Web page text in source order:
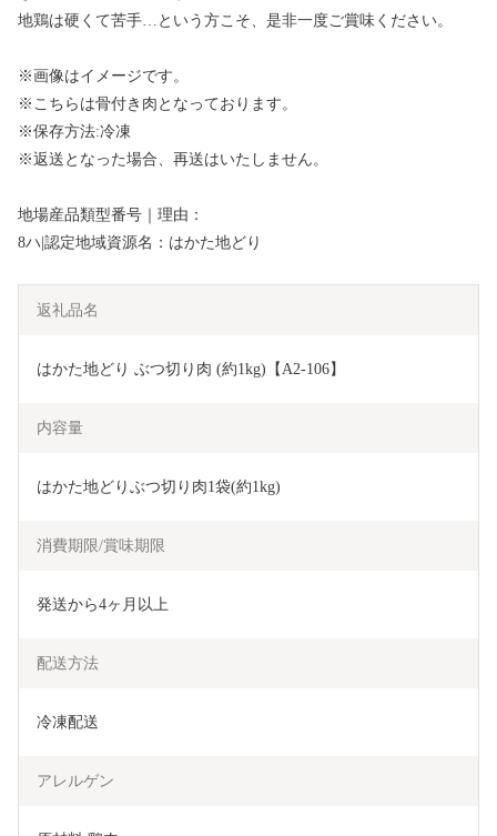
地鶏は硬くて苦手…という方こそ、是非一度ご賞味ください。
※画像はイメージです。
※こちらは骨付き肉となっております。
※保存方法:冷凍
※返送となった場合、再送はいたしません。
地場産品類型番号｜理由：
8ハ|認定地域資源名：はかた地どり
返礼品名
はかた地どり ぶつ切り肉 (約1kg)【A2-106】
内容量
はかた地どりぶつ切り肉1袋(約1kg)
消費期限/賞味期限
発送から4ヶ月以上
配送方法
冷凍配送
アレルゲン